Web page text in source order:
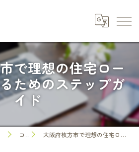
で理想の住宅ロー
ためのステップガ
イド
コラム 大阪府枚方市で理想の住宅ローンを見つけるためのステップガイド